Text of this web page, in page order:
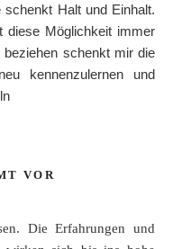
Halt und Einhalt.
diese Möglichkeit immer
schenkt mir die
kennenzulernen und
VOR
Die Erfahrungen und